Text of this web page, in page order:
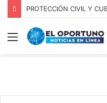
Menú